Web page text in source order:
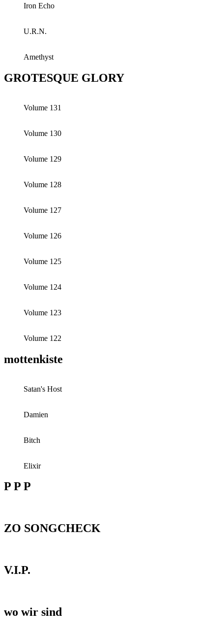
Iron Echo
U.R.N.
Amethyst
GROTESQUE GLORY
Volume 131
Volume 130
Volume 129
Volume 128
Volume 127
Volume 126
Volume 125
Volume 124
Volume 123
Volume 122
mottenkiste
Satan's Host
Damien
Bitch
Elixir
P P P
ZO SONGCHECK
V.I.P.
wo wir sind